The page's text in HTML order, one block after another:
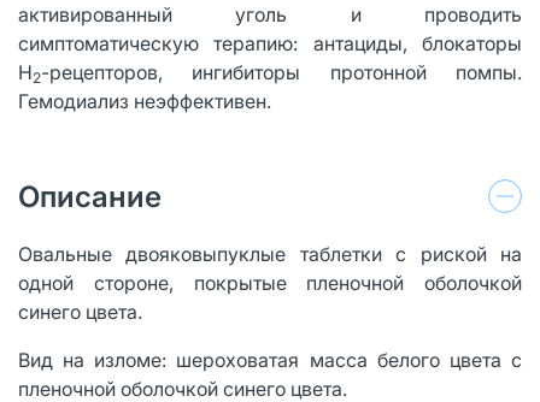
активированный уголь и проводить
симптоматическую терапию: антациды, блокаторы
Н2-рецепторов, ингибиторы протонной помпы.
Гемодиализ неэффективен.
Описание
Овальные двояковыпуклые таблетки с риской на
одной стороне, покрытые пленочной оболочкой
синего цвета.
Вид на изломе: шероховатая масса белого цвета с
пленочной оболочкой синего цвета.